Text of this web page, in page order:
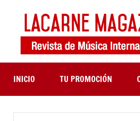
contenido
INICIO TU PROMOCIÓN